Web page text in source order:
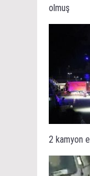
olmuş
2 kamyon